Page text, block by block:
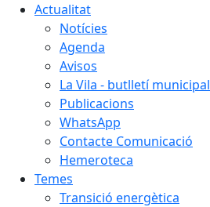
Actualitat
Notícies
Agenda
Avisos
La Vila - butlletí municipal
Publicacions
WhatsApp
Contacte Comunicació
Hemeroteca
Temes
Transició energètica